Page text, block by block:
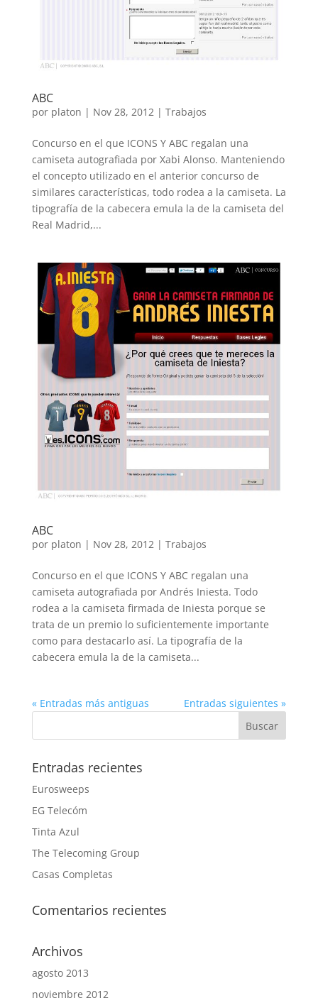
ABC
por platon | Nov 28, 2012| Trabajos
Concurso en el que ICONS Y ABC regalan una
camiseta autografiada por Xabi Alonso. Manteniendo
el concepto utilizado en el anterior concurso de
similares características, todo rodea a la camiseta. La
tipografía de la cabecera emula la de la camiseta del
Real Madrid,...
ABC
por platon | Nov 28, 2012| Trabajos
Concurso en el que ICONS Y ABC regalan una
camiseta autografiada por Andrés Iniesta. Todo
rodea a la camiseta firmada de Iniesta porque se
trata de un premio lo suficientemente importante
como para destacarlo así. La tipografía de la
cabecera emula la de la camiseta...
« Entradas más antiguas Entradas siguientes »
Entradas recientes
Eurosweeps
EG Telecóm
Tinta Azul
The Telecoming Group
Casas Completas
Comentarios recientes
Archivos
agosto 2013
noviembre 2012